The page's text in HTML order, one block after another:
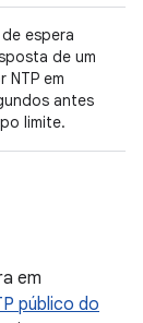
espera
de um
NTP em
antes
limite.
em
público do